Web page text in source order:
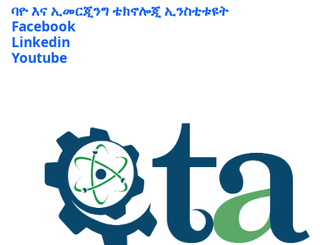
ባዮ እና ኢመርጂንግ ቴክኖሎጂ ኢንስቲቱዩት
Facebook
Linkedin
Youtube